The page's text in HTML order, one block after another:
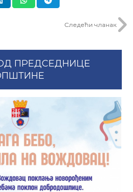
Следећи чланак
ПРЕДСЕДНИЦЕ